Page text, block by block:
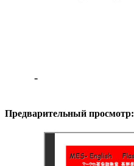
-
Предварительный просмотр: